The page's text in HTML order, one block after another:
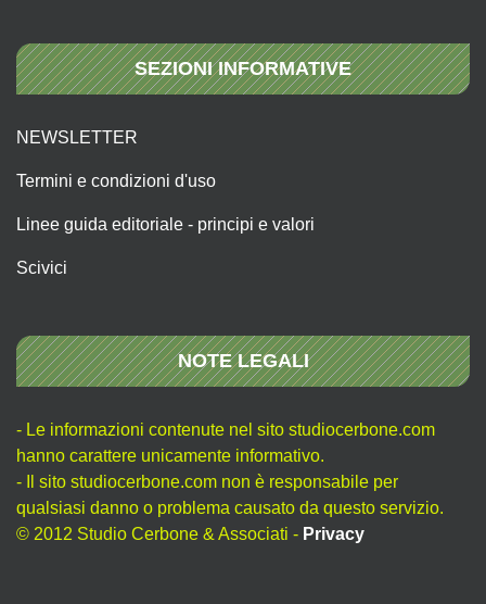
SEZIONI INFORMATIVE
NEWSLETTER
Termini e condizioni d'uso
Linee guida editoriale - principi e valori
Scivici
NOTE LEGALI
- Le informazioni contenute nel sito studiocerbone.com
hanno carattere unicamente informativo.
- Il sito studiocerbone.com non è responsabile per
qualsiasi danno o problema causato da questo servizio.
© 2012 Studio Cerbone & Associati - Privacy